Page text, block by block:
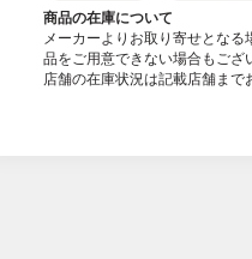
商品の在庫について
メーカーよりお取り寄せとなる
品をご用意できない場合もござ
店舗の在庫状況は記載店舗まで